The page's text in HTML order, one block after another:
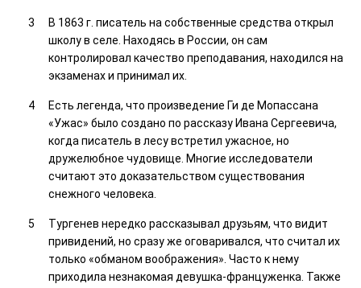
В 1863 г. писатель на собственные средства открыл
школу в селе. Находясь в России, он сам
контролировал качество преподавания, находился на
экзаменах и принимал их.
Есть легенда, что произведение Ги де Мопассана
«Ужас» было создано по рассказу Ивана Сергеевича,
когда писатель в лесу встретил ужасное, но
дружелюбное чудовище. Многие исследователи
считают это доказательством существования
снежного человека.
Тургенев нередко рассказывал друзьям, что видит
привидений, но сразу же оговаривался, что считал их
только «обманом воображения». Часто к нему
приходила незнакомая девушка-француженка. Также